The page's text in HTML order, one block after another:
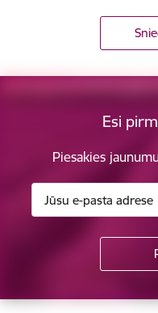
Esi
Piesakies
Kājene